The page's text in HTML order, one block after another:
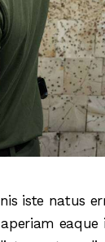
iste natus
eaque